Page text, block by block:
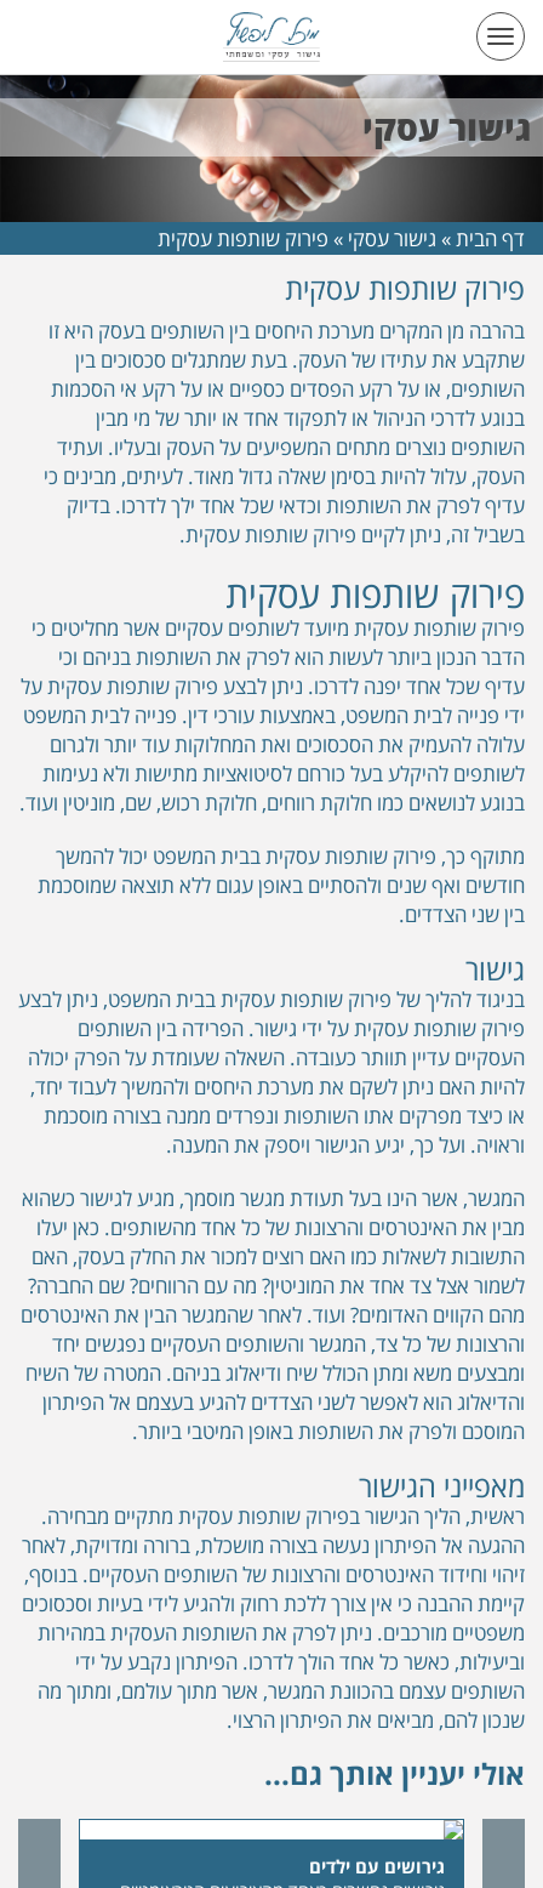
Toggle
navigation
גישור עסקי
דף הבית» גישור עסקי » פירוק שותפות עסקית
פירוק שותפות עסקית
בהרבה מן המקרים מערכת היחסים בין השותפים בעסק היא זו
שתקבע את עתידו של העסק. בעת שמתגלים סכסוכים בין
השותפים, או על רקע הפסדים כספיים או על רקע אי הסכמות
בנוגע לדרכי הניהול או לתפקוד אחד או יותר של מי מבין
השותפים נוצרים מתחים המשפיעים על העסק ובעליו. ועתיד
העסק, עלול להיות בסימן שאלה גדול מאוד. לעיתים, מבינים כי
עדיף לפרק את השותפות וכדאי שכל אחד ילך לדרכו. בדיוק
בשביל זה, ניתן לקיים פירוק שותפות עסקית.
פירוק שותפות עסקית
פירוק שותפות עסקית מיועד לשותפים עסקיים אשר מחליטים כי
הדבר הנכון ביותר לעשות הוא לפרק את השותפות בניהם וכי
עדיף שכל אחד יפנה לדרכו. ניתן לבצע פירוק שותפות עסקית על
ידי פנייה לבית המשפט, באמצעות עורכי דין. פנייה לבית המשפט
עלולה להעמיק את הסכסוכים ואת המחלוקות עוד יותר ולגרום
לשותפים להיקלע בעל כורחם לסיטואציות מתישות ולא נעימות
בנוגע לנושאים כמו חלוקת רווחים, חלוקת רכוש, שם, מוניטין ועוד.
מתוקף כך, פירוק שותפות עסקית בבית המשפט יכול להמשך
חודשים ואף שנים ולהסתיים באופן עגום ללא תוצאה שמוסכמת
בין שני הצדדים.
גישור
בניגוד להליך של פירוק שותפות עסקית בבית המשפט, ניתן לבצע
פירוק שותפות עסקית על ידי גישור. הפרידה בין השותפים
העסקיים עדיין תוותר כעובדה. השאלה שעומדת על הפרק יכולה
להיות האם ניתן לשקם את מערכת היחסים ולהמשיך לעבוד יחד,
או כיצד מפרקים אתו השותפות ונפרדים ממנה בצורה מוסכמת
וראויה. ועל כך, יגיע הגישור ויספק את המענה.
המגשר, אשר הינו בעל תעודת מגשר מוסמך, מגיע לגישור כשהוא
מבין את האינטרסים והרצונות של כל אחד מהשותפים. כאן יעלו
התשובות לשאלות כמו האם רוצים למכור את החלק בעסק, האם
לשמור אצל צד אחד את המוניטין? מה עם הרווחים? שם החברה?
מהם הקווים האדומים? ועוד. לאחר שהמגשר הבין את האינטרסים
והרצונות של כל צד, המגשר והשותפים העסקיים נפגשים יחד
ומבצעים משא ומתן הכולל שיח ודיאלוג בניהם. המטרה של השיח
והדיאלוג הוא לאפשר לשני הצדדים להגיע בעצמם אל הפיתרון
המוסכם ולפרק את השותפות באופן המיטבי ביותר.
מאפייני הגישור
ראשית, הליך הגישור בפירוק שותפות עסקית מתקיים מבחירה.
ההגעה אל הפיתרון נעשה בצורה מושכלת, ברורה ומדויקת, לאחר
זיהוי וחידוד האינטרסים והרצונות של השותפים העסקיים. בנוסף,
קיימת ההבנה כי אין צורך ללכת רחוק ולהגיע לידי בעיות וסכסוכים
משפטיים מורכבים. ניתן לפרק את השותפות העסקית במהירות
וביעילות, כאשר כל אחד הולך לדרכו. הפיתרון נקבע על ידי
השותפים עצמם בהכוונת המגשר, אשר מתוך עולמם, ומתוך מה
שנכון להם, מביאים את הפיתרון הרצוי.
אולי יעניין אותך גם...
גירושים עם ילדים